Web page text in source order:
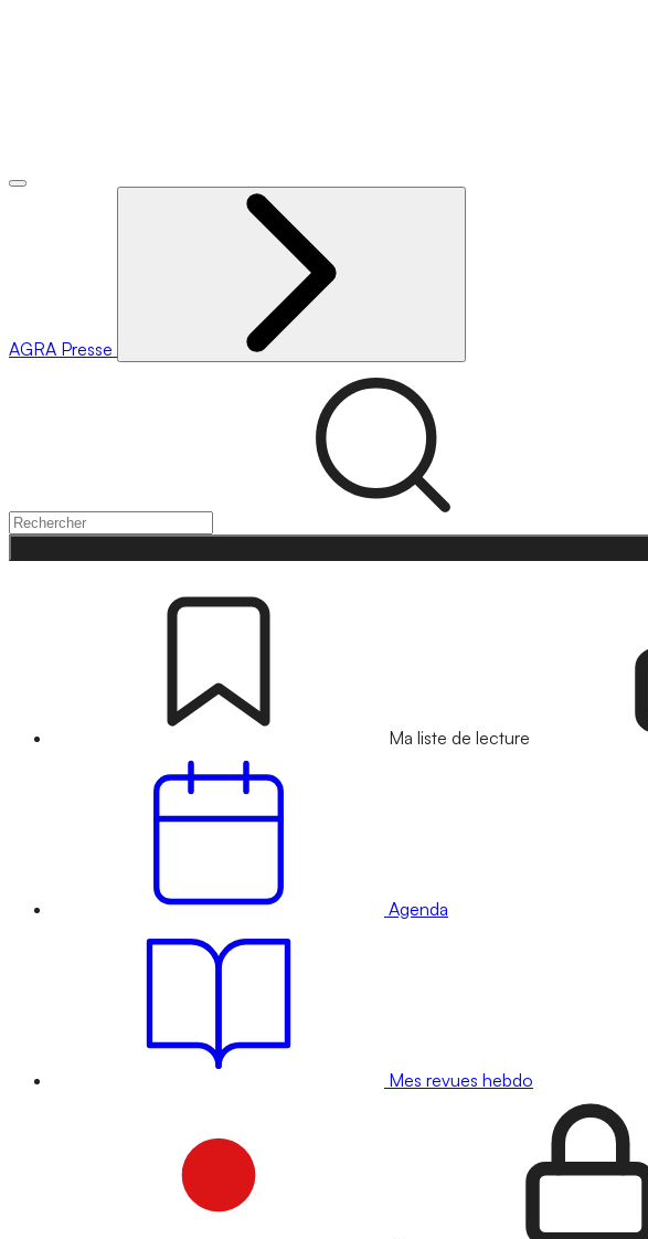
AGRA Presse
Ma liste de lecture
Agenda
Mes revues hebdo